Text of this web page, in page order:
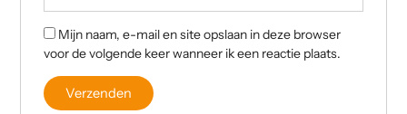
Mijn naam, e-mail en site opslaan in deze browser
voor de volgende keer wanneer ik een reactie plaats.